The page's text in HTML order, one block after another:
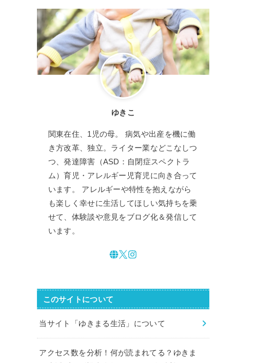
ゆきこ
関東在住、1児の母。 病気や出産を機に働
き方改革、独立。ライター業などこなしつ
つ、発達障害（ASD：自閉症スペクトラ
ム）育児・アレルギー児育児に向き合って
います。 アレルギーや特性を抱えながら
も楽しく幸せに生活してほしい気持ちを乗
せて、体験談や意見をブログ化＆発信して
います。
このサイトについて
当サイト「ゆきまる生活」について
アクセス数を分析！何が読まれてる？ゆきま